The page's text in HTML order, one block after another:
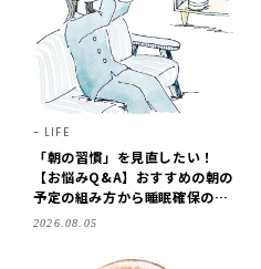
LIFE
「朝の習慣」を見直したい！
【お悩みQ&A】おすすめの朝の
予定の組み方から睡眠確保の方
法まで、専門家が朝時間の使い
2026.08.05